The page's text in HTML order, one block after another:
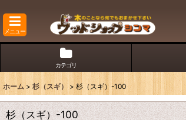
メニュー
カテゴリ
ホーム > 杉（スギ） > 杉（スギ）-100
杉（スギ）-100